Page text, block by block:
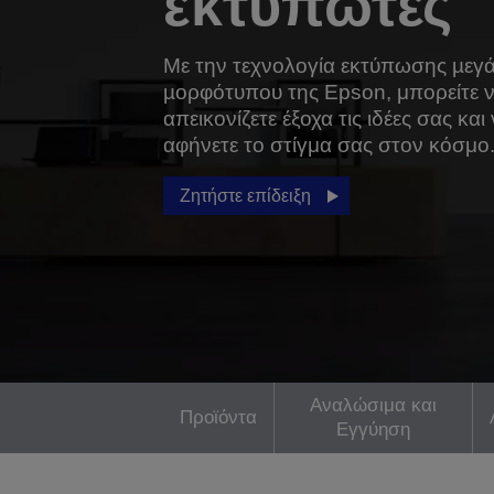
Με την τεχνολογία εκτύπωσης
µορφότυπου της Epson, μπορείτε
απεικονίζετε έξοχα τις ιδέες σας και
αφήνετε το στίγμα σας στον κόσμο.
Ζητήστε επίδειξη
Προϊόντα
Αναλώσιμα και
Εγγύηση